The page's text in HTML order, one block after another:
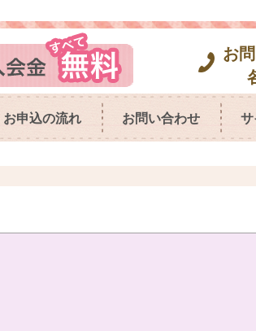
お
お申込の流れ お問い合わせ サ